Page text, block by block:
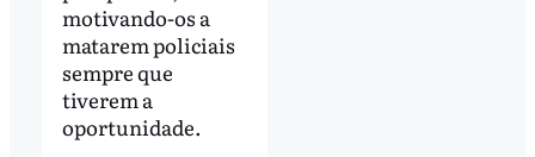
motivando-os a
matarem policiais
sempre que
tiverem a
oportunidade.